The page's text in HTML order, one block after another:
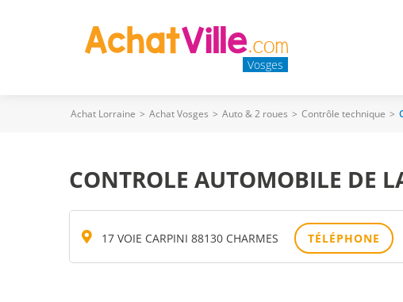
Vosges
Achat Lorraine > Achat Vosges > Auto & 2 roues > Contrôle technique >
CONTROLE AUTOMOBILE DE
17 VOIE CARPINI 88130 CHARMES TÉLÉPHONE